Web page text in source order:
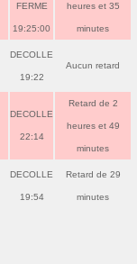
FERME
19:25:00
heures et 35
minutes
DECOLLE
19:22
Aucun retard
DECOLLE
22:14
Retard de 2
heures et 49
minutes
DECOLLE
19:54
Retard de 29
minutes